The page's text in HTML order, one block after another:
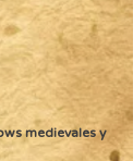
medievales y